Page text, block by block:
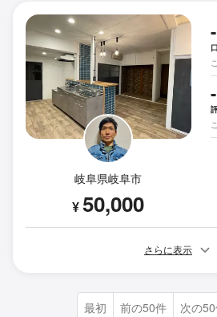
岐阜県岐阜市
¥50,000
-
-
さらに表示
最初 前の50件 次の